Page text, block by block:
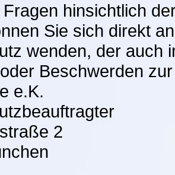
hinsichtlich
Sie sich direkt
wenden, der auch
Beschwerden
e.K.
2